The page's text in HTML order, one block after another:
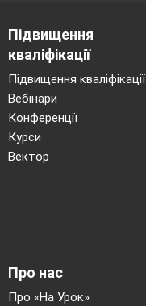
форму
символу
життя
'Анх”
ща
Підвищення
кваліфікації
Підвищення кваліфікації
Вебінари
Конференції
Курси
Вектор
Про нас
Про «На Урок»